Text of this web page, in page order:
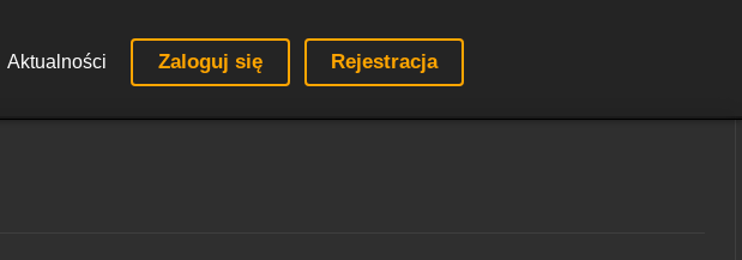
Aktualności Zaloguj się Rejestracja